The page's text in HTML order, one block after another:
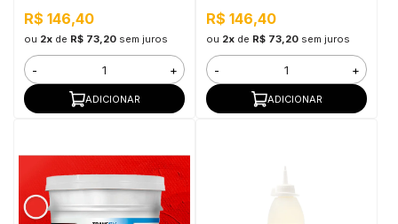
R$ 146,40
ou 2xde R$ 73,20 sem juros
- +
ADICIONAR
R$ 146,40
ou 2xde R$ 73,20 sem juros
- +
ADICIONAR